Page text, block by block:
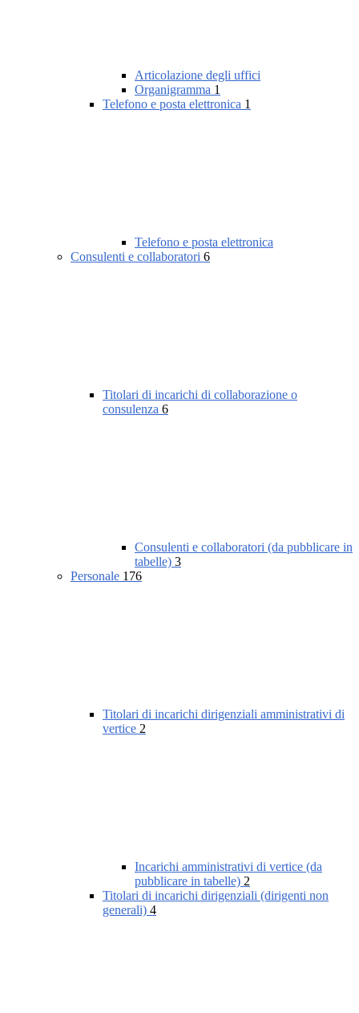
Articolazione degli uffici
Organigramma 1
Telefono e posta elettronica 1
Telefono e posta elettronica
Consulenti e collaboratori 6
Titolari di incarichi di collaborazione o
consulenza 6
Consulenti e collaboratori (da pubblicare in
tabelle) 3
Personale 176
Titolari di incarichi dirigenziali amministrativi di
vertice 2
Incarichi amministrativi di vertice (da
pubblicare in tabelle) 2
Titolari di incarichi dirigenziali (dirigenti non
generali) 4